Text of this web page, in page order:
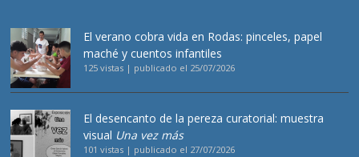
El verano cobra vida en Rodas: pinceles, papel
maché y cuentos infantiles
125 vistas | publicado el 25/07/2026
El desencanto de la pereza curatorial: muestra
visual Una vez más
101 vistas | publicado el 27/07/2026